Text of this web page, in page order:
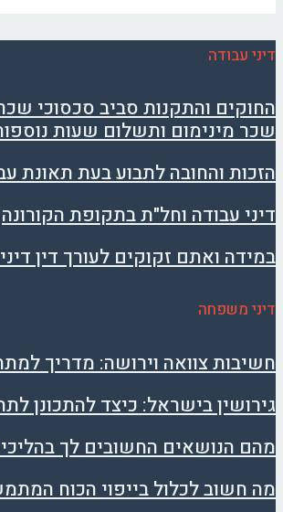
דיני עבודה
החוקים והתקנות סביב סכסוכי
שכר מינימום ותשלום שעות
הזכות והחובה לתבוע בעת תאונת
דיני עבודה וחל"ת בתקופת הקורונה
במידה ואתם זקוקים לעורך דין
דיני משפחה
חשיבות צוואה וירושה: מדריך
גירושין בישראל: כיצד להתכונן
מהם הנושאים החשובים לך בהליכי
מה חשוב לכלול בייפוי הכוח